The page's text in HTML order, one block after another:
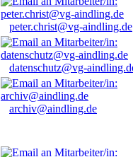
peter.christ@vg-aindling.de
datenschutz@vg-
archiv@aindling.de